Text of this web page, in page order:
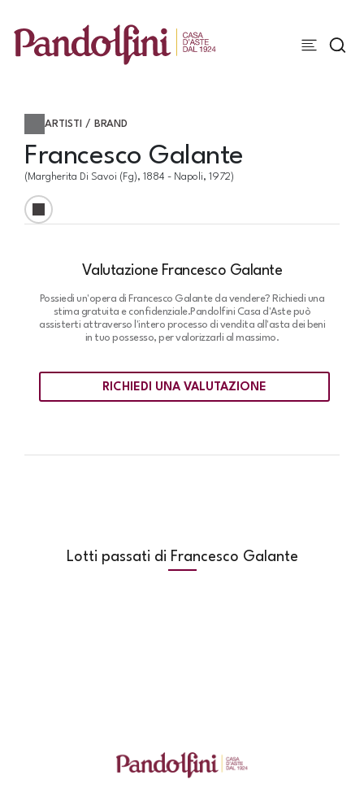
ARTISTI / BRAND
Francesco Galante
(Margherita Di Savoi (fg), 1884 - Napoli, 1972)
Valutazione Francesco Galante
Possiedi un'opera di Francesco Galante da vendere? Richiedi una
stima gratuita e confidenziale.Pandolfini Casa d'Aste può
assisterti attraverso l'intero processo di vendita all'asta dei beni
in tuo possesso, per valorizzarli al massimo.
RICHIEDI UNA VALUTAZIONE
Lotti passati di Francesco Galante